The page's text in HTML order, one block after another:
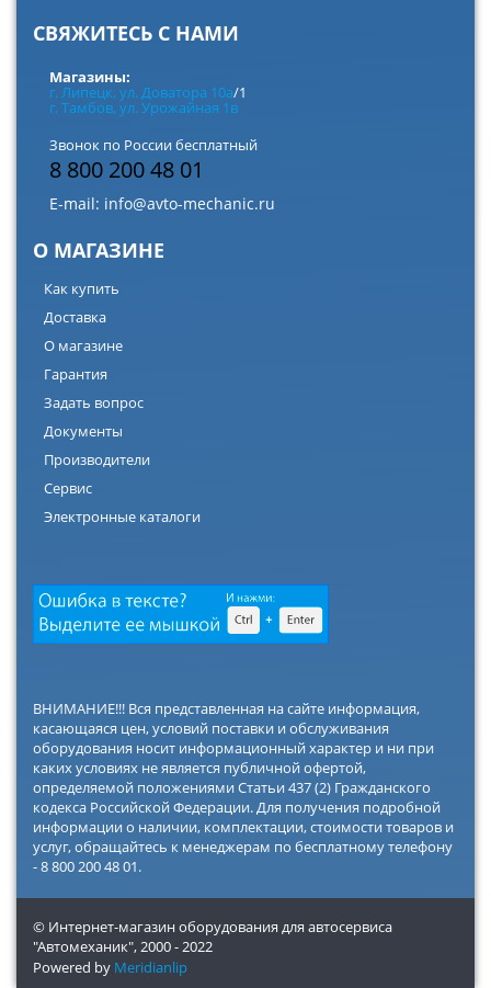
СВЯЖИТЕСЬ С НАМИ
Магазины:
г. Липецк, ул. Доватора 10а/1
г. Тамбов, ул. Урожайная 1в
Звонок по России бесплатный
8 800 200 48 01
E-mail: info@avto-mechanic.ru
О МАГАЗИНЕ
Как купить
Доставка
О магазине
Гарантия
Задать вопрос
Документы
Производители
Сервис
Электронные каталоги
ВНИМАНИЕ!!! Вся представленная на сайте информация,
касающаяся цен, условий поставки и обслуживания
оборудования носит информационный характер и ни при
каких условиях не является публичной офертой,
определяемой положениями Статьи 437 (2) Гражданского
кодекса Российской Федерации. Для получения подробной
информации о наличии, комплектации, стоимости товаров и
услуг, обращайтесь к менеджерам по бесплатному телефону
- 8 800 200 48 01.
© Интернет-магазин оборудования для автосервиса
"Автомеханик",2000 - 2022
Powered by Meridianlip